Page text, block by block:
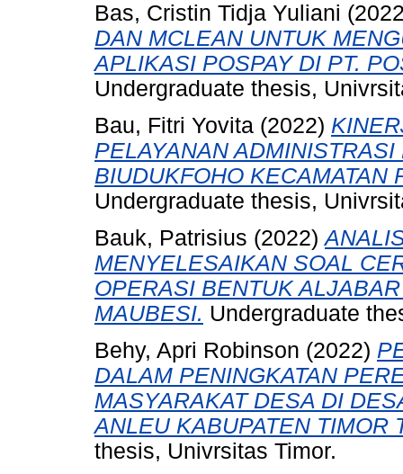
Bas, Cristin Tidja Yuliani
DAN MCLEAN UNTUK
APLIKASI POSPAY DI PT.
Undergraduate thesis,
Bau, Fitri Yovita (2022)
PELAYANAN
BIUDUKFOHO KECAMATAN
Undergraduate thesis,
Bauk, Patrisius (2022)
MENYELESAIKAN SOAL
OPERASI BENTUK
MAUBESI. Undergraduate
Behy, Apri Robinson (2022)
DALAM PENINGKATAN
MASYARAKAT DESA DI
ANLEU KABUPATEN TIMOR
thesis, Univrsitas Timor.